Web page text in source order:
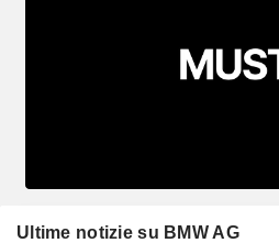
Ultime notizie su BMW AG